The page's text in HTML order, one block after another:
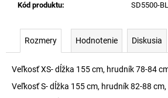
Kód produktu: SD5500-
Rozmery Hodnotenie Diskusia
Veľkosť XS- dĺžka 155 cm, hrudník 78-84
Veľkosť S- dĺžka 155 cm, hrudník 82-88